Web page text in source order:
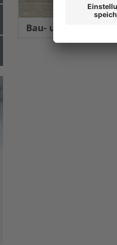
Bau- und Eventsicherung